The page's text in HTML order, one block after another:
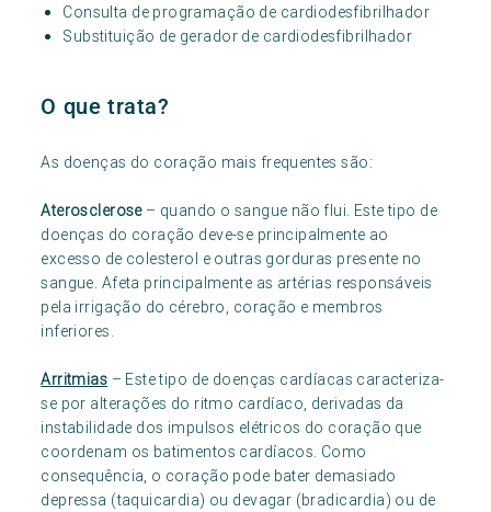
Consulta de programação de cardiodesfibrilhador
Substituição de gerador de cardiodesfibrilhador
O que trata?
As doenças do coração mais frequentes são:
Aterosclerose– quando o sangue não flui. Este tipo de
doenças do coração deve-se principalmente ao
excesso de colesterol e outras gorduras presente no
sangue. Afeta principalmente as artérias responsáveis
pela irrigação do cérebro, coração e membros
inferiores.
Arritmias – Este tipo de doenças cardíacas caracteriza-
se por alterações do ritmo cardíaco, derivadas da
instabilidade dos impulsos elétricos do coração que
coordenam os batimentos cardíacos. Como
consequência, o coração pode bater demasiado
depressa (taquicardia) ou devagar (bradicardia) ou de